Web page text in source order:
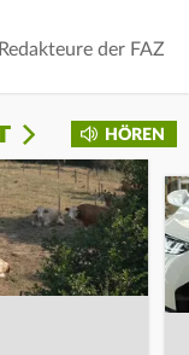
der FAZ
HÖREN